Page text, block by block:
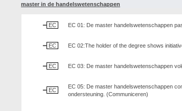
master in de handelswetenschappen
EC EC 01: De master handelswetenschappen
EC EC 02:The holder of the degree shows
EC EC 03: De master handelswetenschappen
EC
EC 05: De master handelswetenschappen
ondersteuning. (Communiceren)